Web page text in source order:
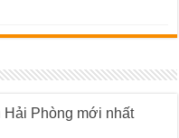
Hải Phòng mới nhất